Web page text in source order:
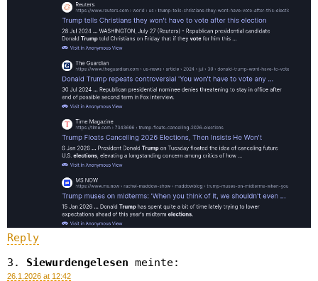
Reply
Siewurdengelesen meinte:
26.1.2026 at 12:42